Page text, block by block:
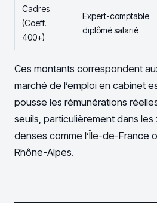
Cadres
(Coeff.
400+)
Expert-comptable
diplômé salarié
Ces montants correspondent
marché de l’emploi en cabinet
pousse les rémunérations
seuils, particulièrement dans
denses comme l’Île-de-France
Rhône-Alpes.